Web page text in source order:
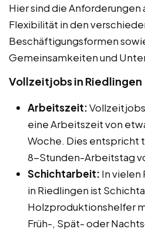
Hier sind die Anforderungen
Flexibilität in den
Beschäftigungsformen
Gemeinsamkeiten und
Vollzeitjobs in Riedlingen
Arbeitszeit:
eine Arbeitszeit von
Woche. Dies entspricht
8-Stunden-Arbeitstag
Schichtarbeit: In
in Riedlingen ist
Holzproduktionshelfer
Früh-, Spät- oder